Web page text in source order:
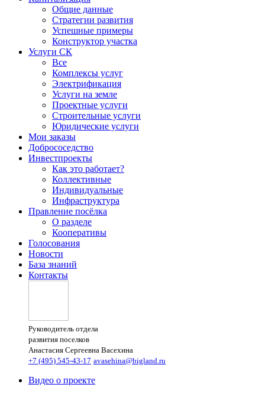
Общие данные
Стратегии развития
Успешные примеры
Конструктор участка
Услуги СК
Все
Комплексы услуг
Электрификация
Услуги на земле
Проектные услуги
Строительные услуги
Юридические услуги
Мои заказы
Добрососедство
Инвестпроекты
Как это работает?
Коллективные
Индивидуальные
Инфраструктура
Правление посёлка
О разделе
Кооперативы
Голосования
Новости
База знаний
Контакты
Руководитель отдела
развития поселков
Анастасия Сергеевна Васехина
+7 (495) 545-43-17 avasehina@bigland.ru
Видео о проекте